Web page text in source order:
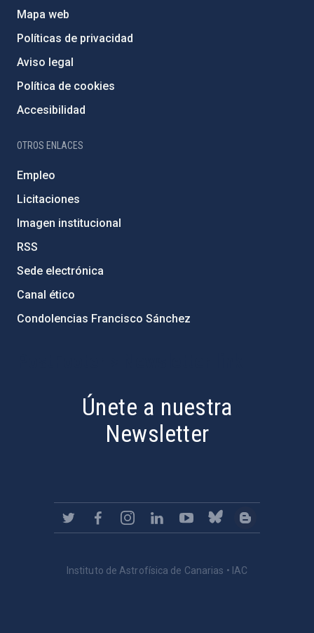
Mapa web
Políticas de privacidad
Aviso legal
Política de cookies
Accesibilidad
OTROS ENLACES
Empleo
Licitaciones
Imagen institucional
RSS
Sede electrónica
Canal ético
Condolencias Francisco Sánchez
Únete a nuestra
Newsletter
Instituto de Astrofísica de Canarias • IAC